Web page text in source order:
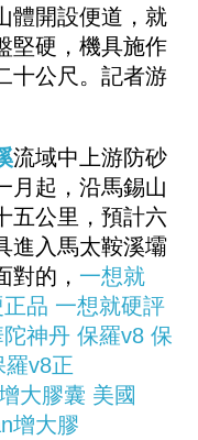
體開設便道，就
堅硬，機具施作
十公尺。記者游
流域中上游防砂
月起，沿馬錫山
五公里，預計六
進入馬太鞍溪壩
對的， 一想就
品 一想就硬評
神丹 保羅v8 保
羅v8正
大膠囊 美國
增大膠